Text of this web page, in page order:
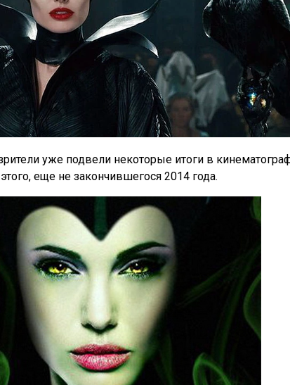
уже подвели некоторые итоги в
еще не закончившегося 2014 года.